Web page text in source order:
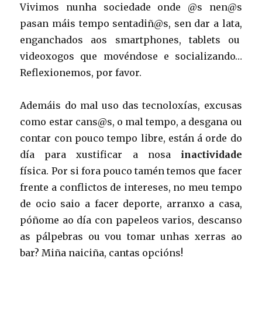
Vivimos nunha sociedade onde @s nen@s
pasan máis tempo sentadiñ@s, sen dar a lata,
enganchados aos smartphones, tablets ou
videoxogos que movéndose e socializando…
Reflexionemos, por favor.
Ademáis do mal uso das tecnoloxías, excusas
como estar cans@s, o mal tempo, a desgana ou
contar con pouco tempo libre, están á orde do
día para xustificar a nosa inactividade
física. Por si fora pouco tamén temos que facer
frente a conflictos de intereses, no meu tempo
de ocio saio a facer deporte, arranxo a casa,
póñome ao día con papeleos varios, descanso
as pálpebras ou vou tomar unhas xerras ao
bar? Miña naiciña, cantas opcións!